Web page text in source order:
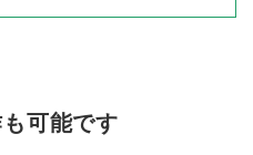
可能です